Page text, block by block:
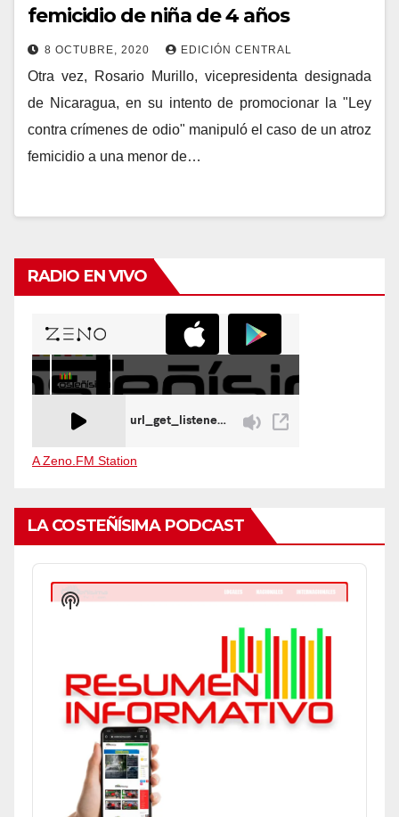
femicidio de niña de 4 años
8 OCTUBRE, 2020 EDICIÓN CENTRAL
Otra vez, Rosario Murillo, vicepresidenta designada
de Nicaragua, en su intento de promocionar la "Ley
contra crímenes de odio" manipuló el caso de un atroz
femicidio a una menor de…
RADIO EN VIVO
A Zeno.FM Station
LA COSTEÑÍSIMA PODCAST
Audio
Player
Show